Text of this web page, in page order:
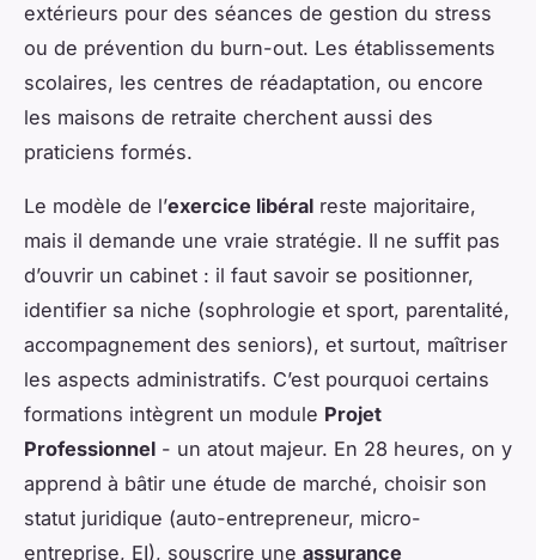
extérieurs pour des séances de gestion du stress
ou de prévention du burn-out. Les établissements
scolaires, les centres de réadaptation, ou encore
les maisons de retraite cherchent aussi des
praticiens formés.
Le modèle de l’exercice libéral reste majoritaire,
mais il demande une vraie stratégie. Il ne suffit pas
d’ouvrir un cabinet : il faut savoir se positionner,
identifier sa niche (sophrologie et sport, parentalité,
accompagnement des seniors), et surtout, maîtriser
les aspects administratifs. C’est pourquoi certains
formations intègrent un module Projet
Professionnel - un atout majeur. En 28 heures, on y
apprend à bâtir une étude de marché, choisir son
statut juridique (auto-entrepreneur, micro-
entreprise, EI), souscrire une assurance